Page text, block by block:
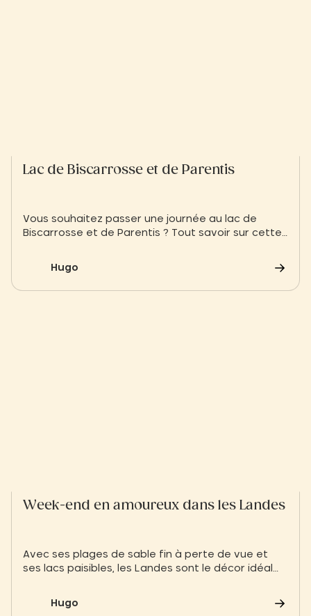
Lac de Biscarrosse et de Parentis
Vous souhaitez passer une journée au lac de
Biscarrosse et de Parentis ? Tout savoir sur cette
Hugo
Week-end en amoureux dans les Landes
Avec ses plages de sable fin à perte de vue et
ses lacs paisibles, les Landes sont le décor idéal
détente, Biscarrosse vous offre un cadre
Hugo